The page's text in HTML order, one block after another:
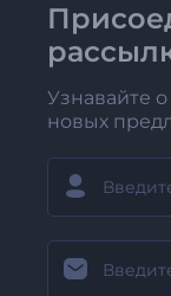
Узнавайте
новых